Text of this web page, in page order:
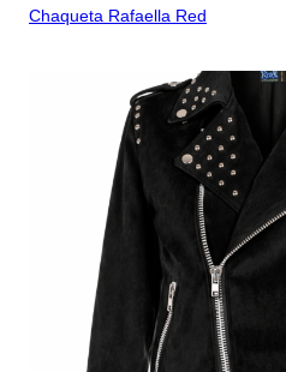
Chaqueta Rafaella Red